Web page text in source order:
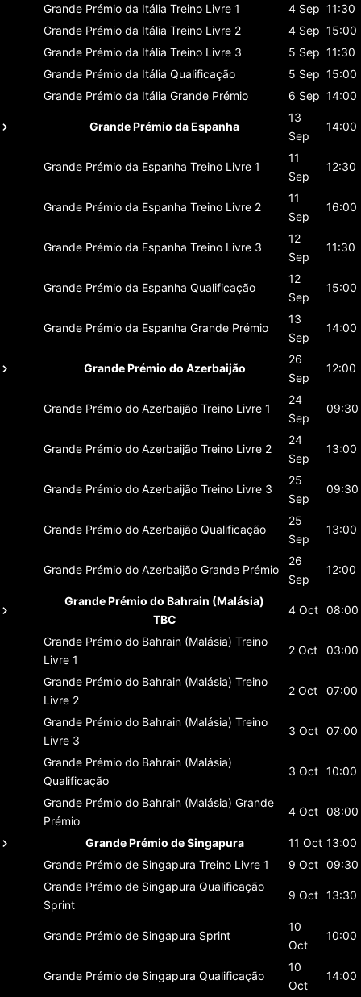
Grande Prémio da Itália Treino Livre 1 4 Sep 11:30
Grande Prémio da Itália Treino Livre 2 4 Sep 15:00
Grande Prémio da Itália Treino Livre 3 5 Sep 11:30
Grande Prémio da Itália Qualificação 5 Sep 15:00
Grande Prémio da Itália Grande Prémio 6 Sep 14:00
Grande Prémio da Espanha
13
Sep
14:00
Grande Prémio da Espanha Treino Livre 1
11
Sep
12:30
Grande Prémio da Espanha Treino Livre 2
11
Sep
16:00
Grande Prémio da Espanha Treino Livre 3
12
Sep
11:30
Grande Prémio da Espanha Qualificação
12
Sep
15:00
Grande Prémio da Espanha Grande Prémio
13
Sep
14:00
Grande Prémio do Azerbaijão
26
Sep
12:00
Grande Prémio do Azerbaijão Treino Livre 1
24
Sep
09:30
Grande Prémio do Azerbaijão Treino Livre 2
24
Sep
13:00
Grande Prémio do Azerbaijão Treino Livre 3
25
Sep
09:30
Grande Prémio do Azerbaijão Qualificação
25
Sep
13:00
Grande Prémio do Azerbaijão Grande Prémio
26
Sep
12:00
Grande Prémio do Bahrain (Malásia)
TBC
4 Oct 08:00
Grande Prémio do Bahrain (Malásia) Treino
Livre 1
2 Oct 03:00
Grande Prémio do Bahrain (Malásia) Treino
Livre 2
2 Oct 07:00
Grande Prémio do Bahrain (Malásia) Treino
Livre 3
3 Oct 07:00
Grande Prémio do Bahrain (Malásia)
Qualificação
3 Oct 10:00
Grande Prémio do Bahrain (Malásia) Grande
Prémio
4 Oct 08:00
Grande Prémio de Singapura 11 Oct 13:00
Grande Prémio de Singapura Treino Livre 1 9 Oct 09:30
Grande Prémio de Singapura Qualificação
Sprint
9 Oct 13:30
Grande Prémio de Singapura Sprint
10
Oct
10:00
Grande Prémio de Singapura Qualificação
10
Oct
14:00